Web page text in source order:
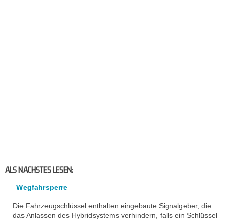
ALS NACHSTES LESEN:
Wegfahrsperre
Die Fahrzeugschlüssel enthalten eingebaute Signalgeber, die
das Anlassen des Hybridsystems verhindern, falls ein Schlüssel